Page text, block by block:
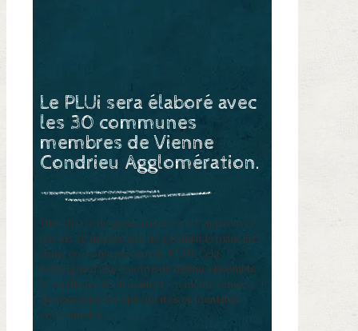
Le PLUi sera élaboré avec
les 30 communes
membres de Vienne
Condrieu Agglomération.
Une charte de gouvernance a été approuvée
par les 30 maires afin de garantir le principe
d’une co-construction du PLUi. Cela
témoigne d’une volonté de définir ensemble
le territoire de demain et, en même temps,
de respecter les spécificités et identités
communales.